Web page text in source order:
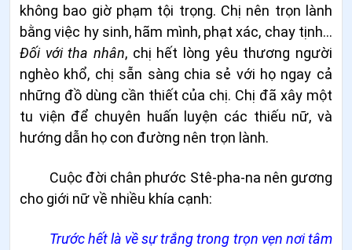
không bao giờ phạm tội trọng. Chị nên trọn lành
bằng việc hy sinh, hãm mình, phạt xác, chay tịnh...
Đối với tha nhân, chị hết lòng yêu thương người
nghèo khổ, chị sẵn sàng chia sẻ với họ ngay cả
những đồ dùng cần thiết của chị. Chị đã xây một
tu viện để chuyên huấn luyện các thiếu nữ, và
hướng dẫn họ con đường nên trọn lành.
Cuộc đời chân phước Stê-pha-na nên gương
cho giới nữ về nhiều khía cạnh:
Trước hết là về sự trắng trong trọn vẹn nơi tâm